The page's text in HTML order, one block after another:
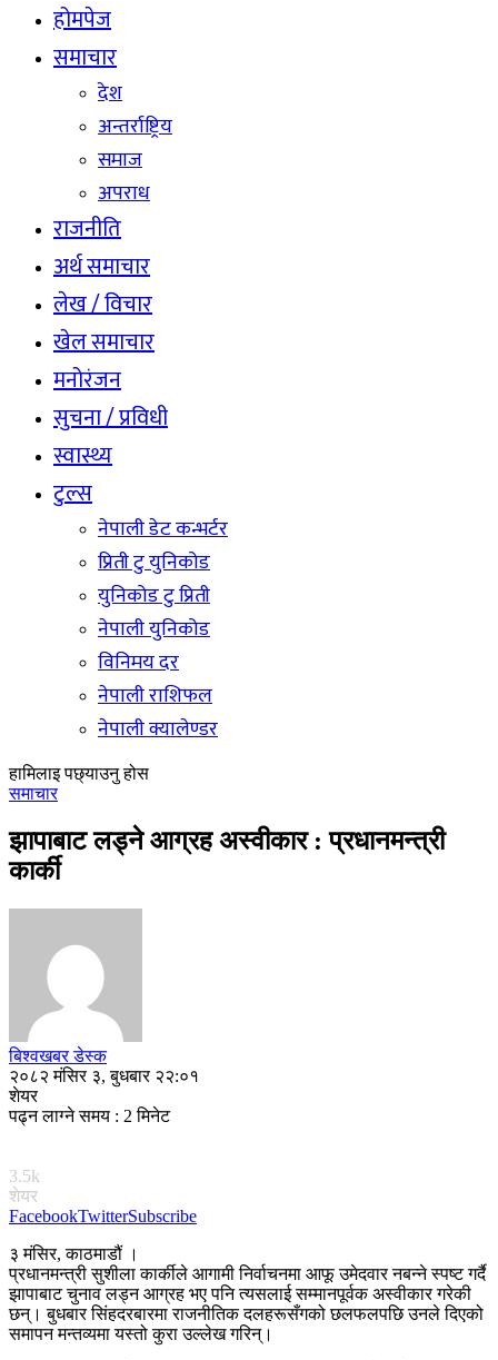
होमपेज
समाचार
देश
अन्तर्राष्ट्रिय
समाज
अपराध
राजनीति
अर्थ समाचार
लेख / विचार
खेल समाचार
मनोरंजन
सुचना / प्रविधी
स्वास्थ्य
टुल्स
नेपाली डेट कन्भर्टर
प्रिती टु युनिकोड
युनिकोड टु प्रिती
नेपाली युनिकोड
विनिमय दर
नेपाली राशिफल
नेपाली क्यालेण्डर
हामिलाइ पछ्याउनु होस
समाचार
झापाबाट लड्ने आग्रह अस्वीकार : प्रधानमन्त्री
कार्की
बिश्वखबर डेस्क
२०८२ मंसिर ३, बुधबार २२:०१
शेयर
पढ्न लाग्ने समय : 2 मिनेट
3.5k
शेयर
FacebookTwitterSubscribe
३ मंसिर, काठमाडौं ।
प्रधानमन्त्री सुशीला कार्कीले आगामी निर्वाचनमा आफू उमेदवार नबन्ने स्पष्ट गर्दै
झापाबाट चुनाव लड्न आग्रह भए पनि त्यसलाई सम्मानपूर्वक अस्वीकार गरेकी
छन्। बुधबार सिंहदरबारमा राजनीतिक दलहरूसँगको छलफलपछि उनले दिएको
समापन मन्तव्यमा यस्तो कुरा उल्लेख गरिन्।